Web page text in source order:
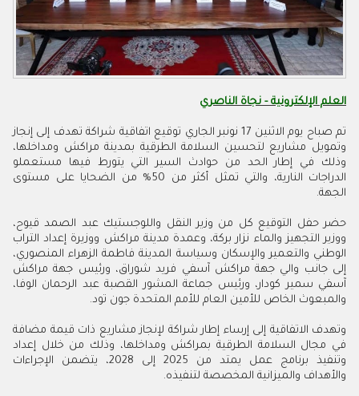
العلم الإلكترونية - نجاة الناصري
تم صباح يوم الاثنين 17 نونبر الجاري توقيع اتفاقية شراكة تهدف إلى إنجاز
وتمويل مشاريع لتحسين السلامة الطرقية بمدينة مراكش ومداخلها،
وذلك في إطار الحد من حوادث السير التي يتورط فيها مستعملو
الدراجات النارية، والتي تمثل أكثر من 50% من الضحايا على مستوى
الجهة.
حضر حفل التوقيع كل من وزير النقل واللوجستيك عبد الصمد قيوح،
ووزير التجهيز والماء نزار بركة، وعمدة مدينة مراكش ووزيرة إعداد التراب
الوطني والتعمير والإسكان وسياسة المدينة فاطمة الزهراء المنصوري،
إلى جانب والي جهة مراكش آسفي فريد شوراق، ورئيس جهة مراكش
آسفي سمير كودار، ورئيس جماعة المشور القصبة عبد الرحمان الوفا،
والمبعوث الخاص للأمين العام للأمم المتحدة جون تود.
وتهدف الاتفاقية إلى إرساء إطار شراكة لإنجاز مشاريع ذات قيمة مضافة
في مجال السلامة الطرقية بمراكش ومداخلها، وذلك من خلال إعداد
وتنفيذ برنامج عمل يمتد من 2025 إلى 2028، يتضمن الإجراءات
والأهداف والميزانية المخصصة لتنفيذه.